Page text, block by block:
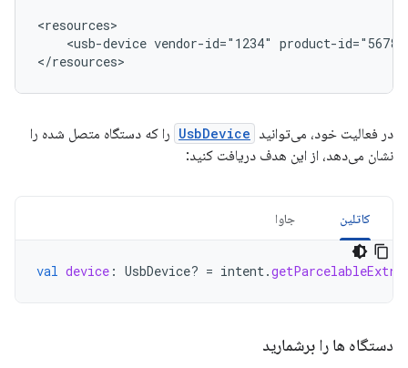
<usb-device vendor-id="1234" product-id="5678"
</resources>
در فعالیت خود، می‌توانید UsbDevice را که دستگاه متصل شده را
نشان می‌دهد، از این هدف دریافت کنید:
کاتلین جاوا
val device : UsbDevice? = intent.getParcelableExtra
دستگاه ها را برشمارید